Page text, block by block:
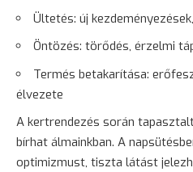
Ültetés: új
Öntözés: törődés, érzelmi
Termés betakarítása:
élvezete
A kertrendezés során
bírhat álmainkban. A
optimizmust, tiszta látást